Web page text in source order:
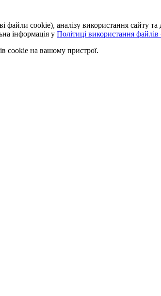
cookie), аналізу використання сайту
інформація у Політиці використання файлів
cookie на вашому пристрої.